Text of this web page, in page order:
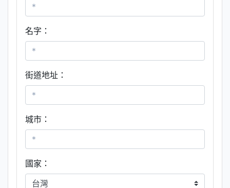
名字：
街道地址：
城市：
國家：